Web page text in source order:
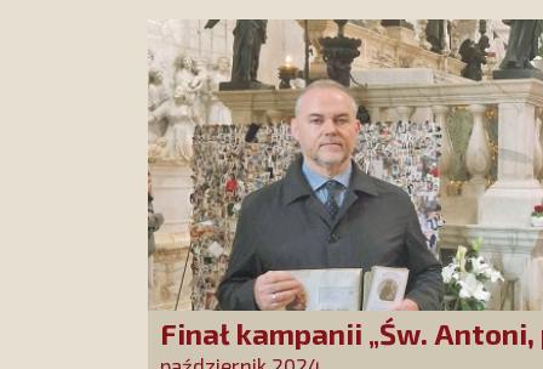
Finał kampanii „Św.